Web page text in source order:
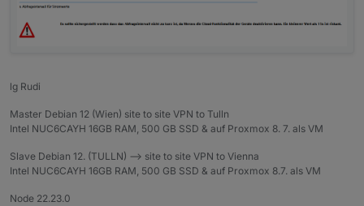
lg Rudi
Master Debian 12 (Wien) site to site VPN to Tulln
Intel NUC6CAYH 16GB RAM, 500 GB SSD & auf Proxmox 8. 7. als VM
Slave Debian 12. (TULLN) --> site to site VPN to Vienna
Intel NUC6CAYH 16GB RAM, 500 GB SSD & auf Proxmox 8.7. als VM
Node 22.23.0